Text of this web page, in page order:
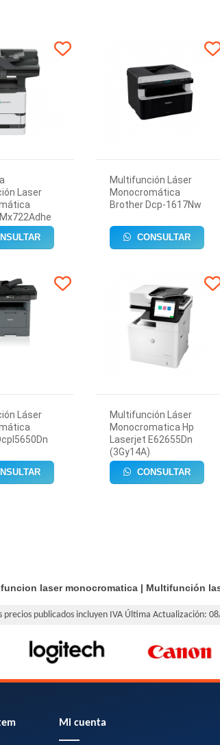
Laser
Multifunción Láser
Monocromática
Brother Dcp-1617Nw
CONSULTAR
Láser
Multifunción Láser
Monocromatica Hp
Laserjet E62655Dn
(3Gy14A)
CONSULTAR
laser monocromatica | Multifunción
precios publicados incluyen IVA Última Actualización:
Mi cuenta